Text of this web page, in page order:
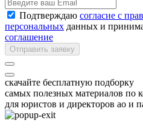
Подтверждаю согласие с
персональных данных и
соглашение
Отправить заявку
скачайте бесплатную подборку
самых полезных материалов по
для юристов и директоров ао и